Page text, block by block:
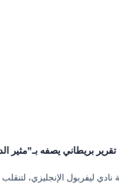
بريطاني يصفه بـ”مثير
نادي ليفربول الإنجليزي،